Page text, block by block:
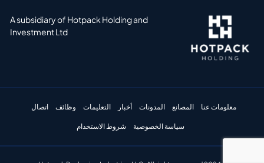
A subsidiary of Hotpack Holding and
Investment Ltd
معلومات عنا المصانع المدونات أخبار التعليمات وظائف اتصال
سياسة الخصوصية شروط الاستخدام